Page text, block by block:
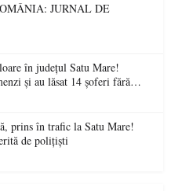
JURNAL DE
în județul Satu Mare!
și au lăsat 14 șoferi fără
prins în trafic la Satu Mare!
de polițiști